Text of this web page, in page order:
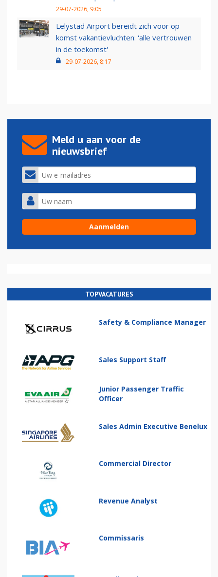
29-07-2026, 9:05
Lelystad Airport bereidt zich voor op
komst vakantievluchten: 'alle vertrouwen
in de toekomst'
29-07-2026, 8:17
Meld u aan voor de
nieuwsbrief
TOPVACATURES
Safety & Compliance Manager
Sales Support Staff
Junior Passenger Traffic
Officer
Sales Admin Executive Benelux
Commercial Director
Revenue Analyst
Commissaris